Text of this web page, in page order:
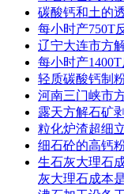
碳酸钙和土的
每小时产750T
辽宁大连市方
每小时产
轻质碳酸钙制
河南三门峡市
露天方解石矿
粒化炉渣超细
细石砼的高钙
生石灰大理石
灰大理石成本